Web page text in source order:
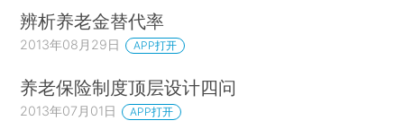
辨析养老金替代率
2013年08月29日 APP打开
养老保险制度顶层设计四问
2013年07月01日 APP打开